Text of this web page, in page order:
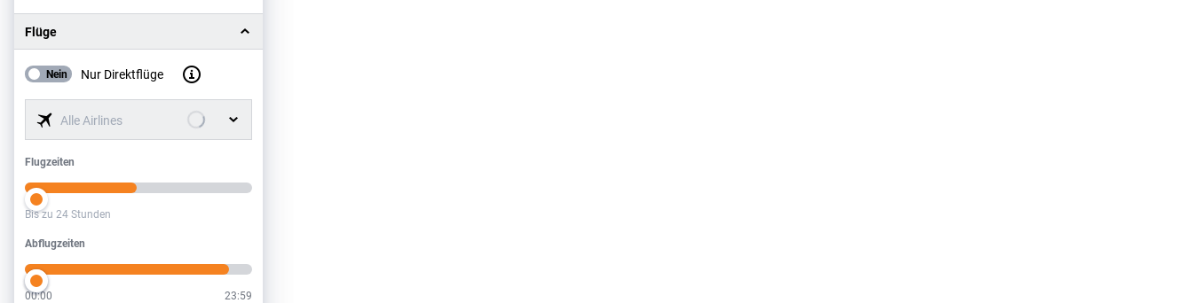
Flüge
Nein Nur Direktflüge
Alle Airlines
Flugzeiten
Flugzeiten
Bis zu 24 Stunden
Abflugzeiten
Abflugzeiten
00:00 23:59